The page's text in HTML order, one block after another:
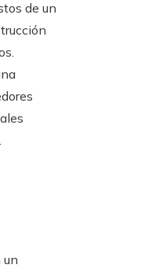
de un
un